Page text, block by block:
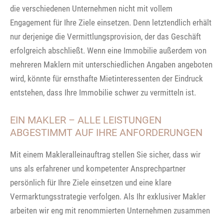
die verschiedenen Unternehmen nicht mit vollem
Engagement für Ihre Ziele einsetzen. Denn letztendlich erhält
nur derjenige die Vermittlungsprovision, der das Geschäft
erfolgreich abschließt. Wenn eine Immobilie außerdem von
mehreren Maklern mit unterschiedlichen Angaben angeboten
wird, könnte für ernsthafte Mietinteressenten der Eindruck
entstehen, dass Ihre Immobilie schwer zu vermitteln ist.
EIN MAKLER – ALLE LEISTUNGEN
ABGESTIMMT AUF IHRE ANFORDERUNGEN
Mit einem Makleralleinauftrag stellen Sie sicher, dass wir
uns als erfahrener und kompetenter Ansprechpartner
persönlich für Ihre Ziele einsetzen und eine klare
Vermarktungsstrategie verfolgen. Als Ihr exklusiver Makler
arbeiten wir eng mit renommierten Unternehmen zusammen